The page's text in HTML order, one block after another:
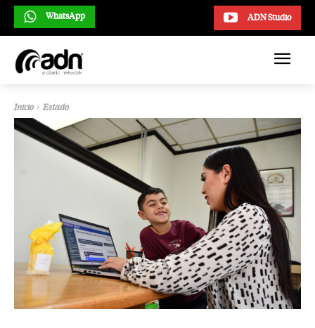
ADN Studio
WhatsApp
Inicio Estado